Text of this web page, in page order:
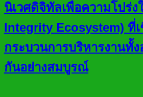
นิเวศดิจิทัลเพื่อความโปร่ง
Integrity Ecosystem) ที่
กระบวนการบริหารงานทั้ง
กันอย่างสมบูรณ์